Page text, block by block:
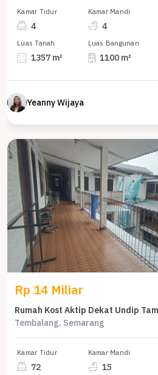
Kamar Tidur
4
Kamar Mandi
4
Luas Tanah
1357 m²
Luas Bangunan
1100 m²
Yeanny Wijaya
Rp 14 Miliar
Rumah Kost Aktip Dekat Undip
Tembalang, Semarang
Kamar Tidur
72
Kamar Mandi
15